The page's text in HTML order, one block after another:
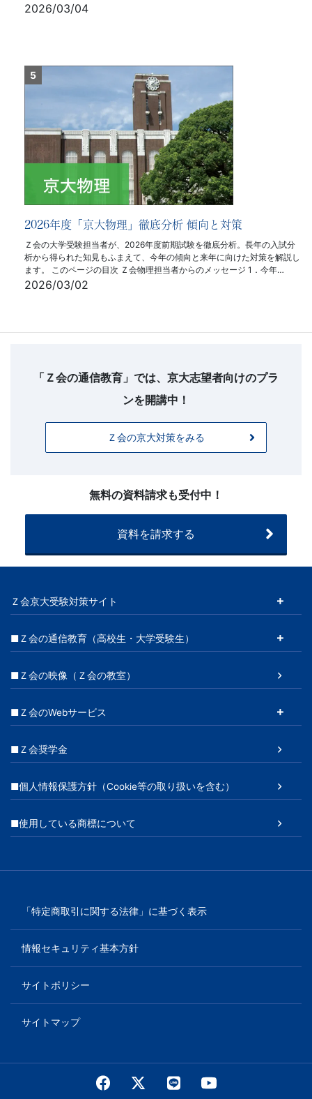
2026/03/04
2026年度「京大物理」徹底分析 傾向と対策
Ｚ会の大学受験担当者が、2026年度前期試験を徹底分析。長年の入試分
析から得られた知見もふまえて、今年の傾向と来年に向けた対策を解説し
ます。 このページの目次 Ｚ会物理担当者からのメッセージ 1．今年…
2026/03/02
「Ｚ会の通信教育」では、京大志望者向けのプラ
ンを開講中！
Ｚ会の京大対策をみる
無料の資料請求も受付中！
資料を請求する
Ｚ会京大受験対策サイト
■Ｚ会の通信教育（高校生・大学受験生）
■Ｚ会の映像（Ｚ会の教室）
■Ｚ会のWebサービス
■Ｚ会奨学金
■個人情報保護方針（Cookie等の取り扱いを含む）
■使用している商標について
「特定商取引に関する法律」に基づく表示
情報セキュリティ基本方針
サイトポリシー
サイトマップ